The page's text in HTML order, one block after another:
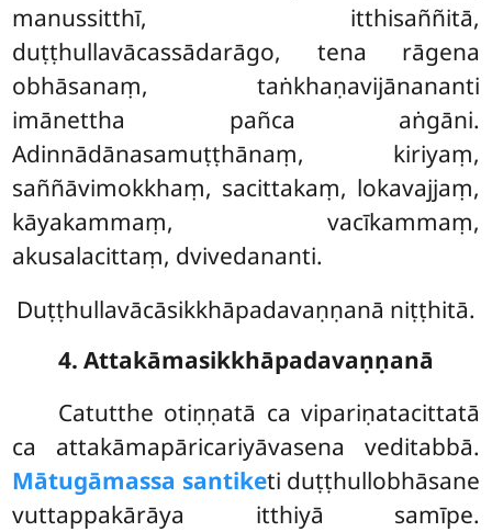
manussitthī, itthisaññitā,
duṭṭhullavācassādarāgo, tena rāgena
obhāsanaṃ, taṅkhaṇavijānananti
imānettha pañca aṅgāni.
Adinnādānasamuṭṭhānaṃ, kiriyaṃ,
saññāvimokkhaṃ, sacittakaṃ, lokavajjaṃ,
kāyakammaṃ, vacīkammaṃ,
akusalacittaṃ, dvivedananti.
Duṭṭhullavācāsikkhāpadavaṇṇanā niṭṭhitā.
4. Attakāmasikkhāpadavaṇṇanā
Catutthe otiṇṇatā ca vipariṇatacittatā
ca attakāmapāricariyāvasena veditabbā.
Mātugāmassa santiketi duṭṭhullobhāsane
vuttappakārāya itthiyā samīpe.